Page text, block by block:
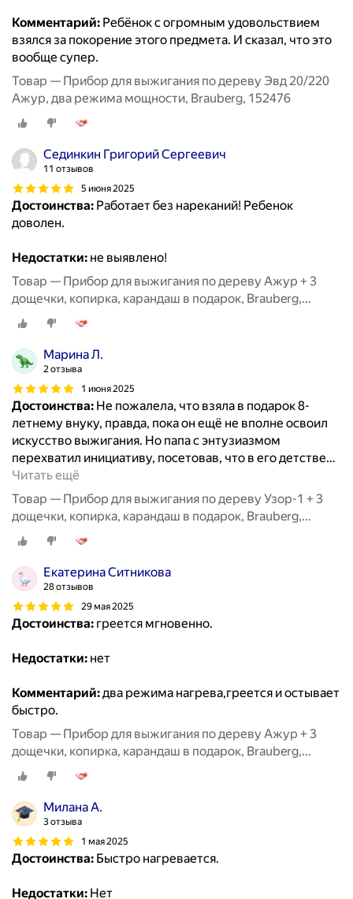
Комментарий: Ребёнок с огромным удовольствием
взялся за покорение этого предмета. И сказал, что это
вообще супер.
Товар — Прибор для выжигания по дереву Эвд 20/220
Ажур, два режима мощности, Brauberg, 152476
Сединкин Григорий Сергеевич
11 отзывов
5 июня 2025
Достоинства: Работает без нареканий! Ребенок
доволен.
Недостатки: не выявлено!
Товар — Прибор для выжигания по дереву Ажур + 3
дощечки, копирка, карандаш в подарок, Brauberg,
881029
Марина Л.
2 отзыва
1 июня 2025
Достоинства: Не пожалела, что взяла в подарок 8-
летнему внуку, правда, пока он ещё не вполне освоил
искусство выжигания. Но папа с энтузиазмом
перехватил инициативу, посетовав, что в его детстве…
Читать ещё
Товар — Прибор для выжигания по дереву Узор-1 + 3
дощечки, копирка, карандаш в подарок, Brauberg,
881030
Екатерина Ситникова
28 отзывов
29 мая 2025
Достоинства: греется мгновенно.
Недостатки: нет
Комментарий:два режима нагрева,греется и остывает
быстро.
Товар — Прибор для выжигания по дереву Ажур + 3
дощечки, копирка, карандаш в подарок, Brauberg,
881029
Милана А.
3 отзыва
1 мая 2025
Достоинства: Быстро нагревается.
Недостатки: Нет